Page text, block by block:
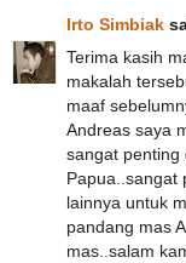
Irto Simbiak
Terima kasih
makalah
maaf
Andreas saya
sangat penting
Papua..sangat
lainnya untuk
pandang mas
mas..salam